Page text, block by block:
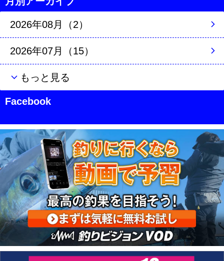
2026年08月（2）
2026年07月（15）
もっと見る
Facebook